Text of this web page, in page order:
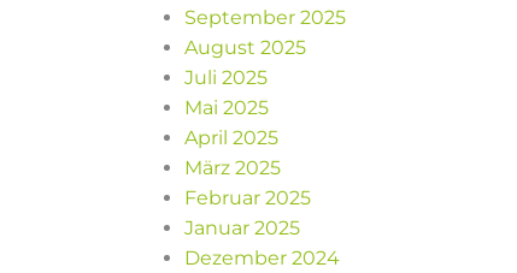
September 2025
August 2025
Juli 2025
Mai 2025
April 2025
März 2025
Februar 2025
Januar 2025
Dezember 2024